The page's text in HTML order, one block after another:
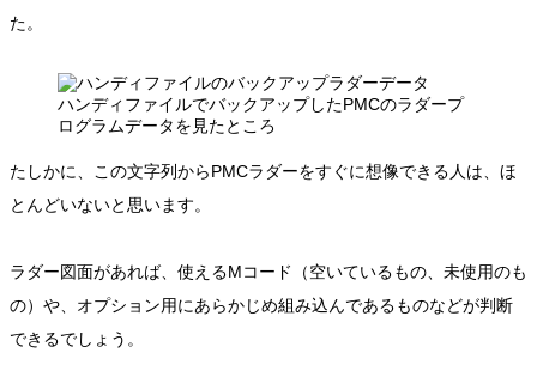
た。
ハンディファイルでバックアップしたPMCのラダープ
ログラムデータを見たところ
たしかに、この文字列からPMCラダーをすぐに想像できる人は、ほ
とんどいないと思います。
ラダー図面があれば、使えるMコード（空いているもの、未使用のも
の）や、オプション用にあらかじめ組み込んであるものなどが判断
できるでしょう。